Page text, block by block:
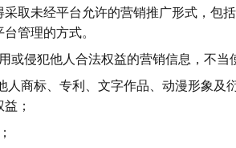
取未经平台允许的营销推广形式，包
管理的方式。
或侵犯他人合法权益的营销信息，不当
人商标、专利、文字作品、动漫形象及
；